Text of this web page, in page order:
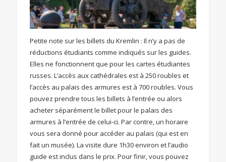
Petite note sur les billets du Kremlin : Il n’y a pas de
réductions étudiants comme indiqués sur les guides.
Elles ne fonctionnent que pour les cartes étudiantes
russes. L’accès aux cathédrales est à 250 roubles et
l’accès au palais des armures est à 700 roubles. Vous
pouvez prendre tous les billets à l’entrée ou alors
acheter séparément le billet pour le palais des
armures à l’entrée de celui-ci. Par contre, un horaire
vous sera donné pour accéder au palais (qui est en
fait un musée). La visite dure 1h30 environ et l’audio
guide est inclus dans le prix. Pour finir, vous pouvez